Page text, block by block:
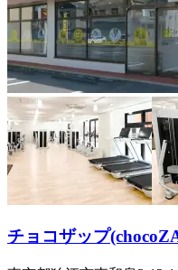
チョコザップ